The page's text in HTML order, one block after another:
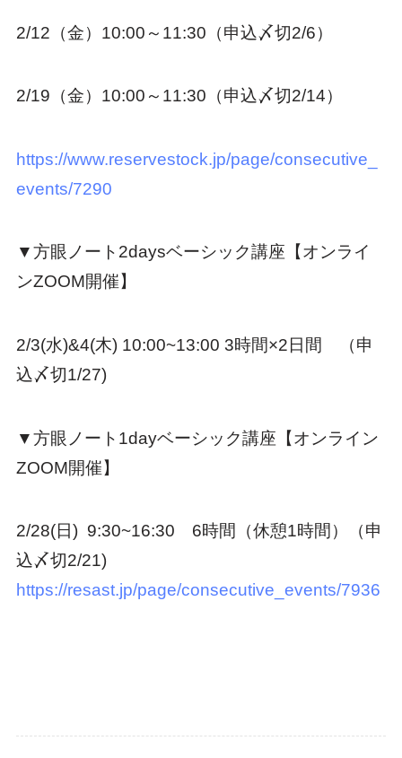
2/12（金）10:00～11:30（申込〆切2/6）
2/19（金）10:00～11:30（申込〆切2/14）
https://www.reservestock.jp/page/consecutive_
events/7290
▼方眼ノート2daysベーシック講座【オンライ
ンZOOM開催】
2/3(水)&4(木) 10:00~13:00 3時間×2日間 （申
込〆切1/27)
▼方眼ノート1dayベーシック講座【オンライン
ZOOM開催】
2/28(日) 9:30~16:30 6時間（休憩1時間）（申
込〆切2/21)
https://resast.jp/page/consecutive_events/7936